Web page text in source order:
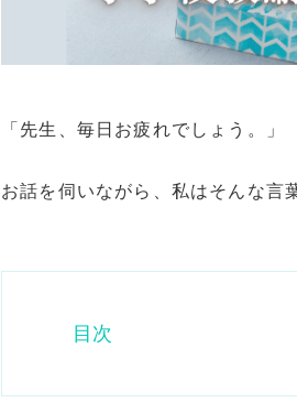
「先生、毎日お疲れでしょう。」
お話を伺いながら、私はそんな言
目次